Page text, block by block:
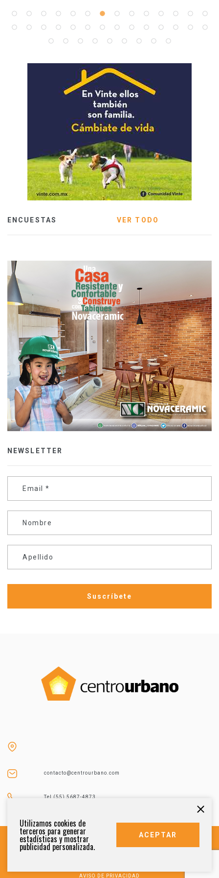
ENCUESTAS VER TODO
NEWSLETTER
Email *
Nombre
Apellido
contacto@centrourbano.com
Tel (55) 5687-4873
AVISO DE PRIVACIDAD
Utilizamos cookies de
terceros para generar
estadísticas y mostrar
publicidad personalizada.
ACEPTAR